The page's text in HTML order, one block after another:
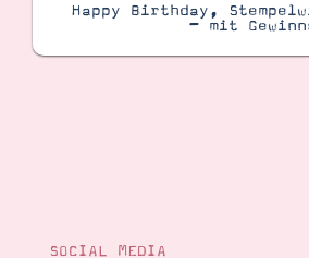
Happy Birthday,
– mit
SOCIAL MEDIA